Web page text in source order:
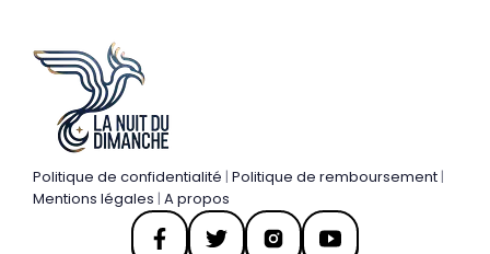
Politique de confidentialité | Politique de remboursement|
Mentions légales | A propos